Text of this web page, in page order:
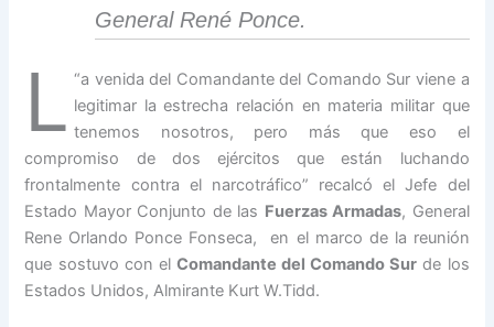
General René Ponce.
“
L
a venida del Comandante del Comando Sur viene a
legitimar la estrecha relación en materia militar que
tenemos nosotros, pero más que eso el
compromiso de dos ejércitos que están luchando
frontalmente contra el narcotráfico” recalcó el Jefe del
Estado Mayor Conjunto de las Fuerzas Armadas, General
Rene Orlando Ponce Fonseca, en el marco de la reunión
que sostuvo con el Comandante del Comando Sur de los
Estados Unidos, Almirante Kurt W.Tidd.